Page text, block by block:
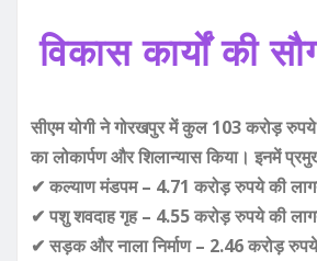
विकास कार्यों की
सीएम योगी ने गोरखपुर में कुल 103 करोड़
का लोकार्पण और शिलान्यास किया। इनमें
✔ कल्याण मंडपम – 4.71 करोड़ रुपये की
✔ पशु शवदाह गृह – 4.55 करोड़ रुपये की
✔ सड़क और नाला निर्माण – 2.46 करोड़